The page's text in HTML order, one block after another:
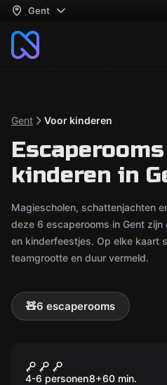
Gent
Gent Voor kinderen
kinderen in
Magiescholen, schattenjachten
deze 6 escaperooms in Gent
en kinderfeestjes. Op elke kaart
teamgrootte en duur vermeld.
🧸6 escaperooms
De Heksen
4-6 personen8+60 min.